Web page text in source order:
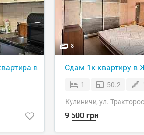
в Кулінічах, м. Харків
8
Сдам 1к квартиру в
1 50.2
Кулиничи, ул.
9 500 грн